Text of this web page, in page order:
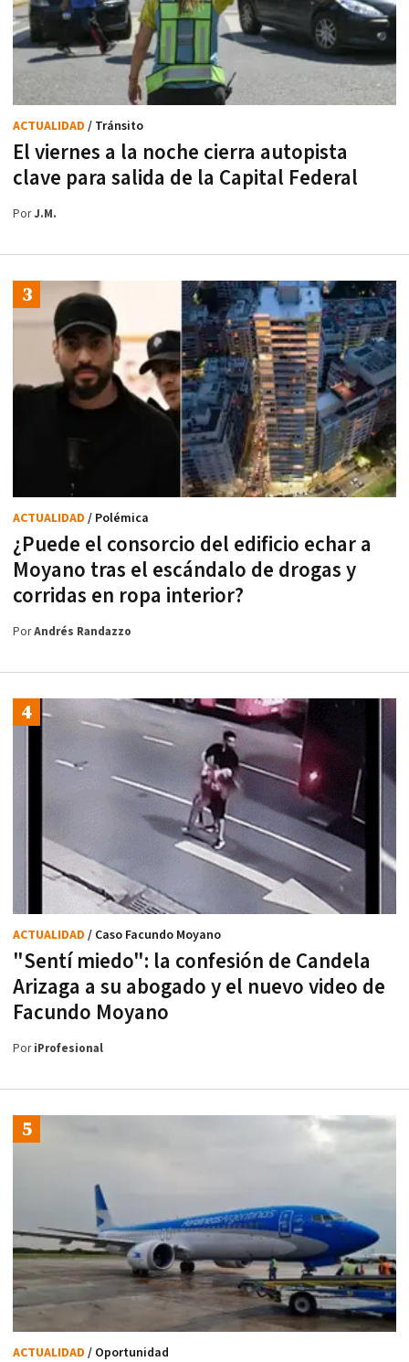
El viernes a la noche cierra autopista
clave para salida de la Capital Federal
ACTUALIDAD / Tránsito
PorJ.M.
¿Puede el consorcio del edificio echar a
Moyano tras el escándalo de drogas y
corridas en ropa interior?
ACTUALIDAD / Polémica
PorAndrés Randazzo
"Sentí miedo": la confesión de Candela
Arizaga a su abogado y el nuevo video de
Facundo Moyano
ACTUALIDAD / Caso Facundo Moyano
PoriProfesional
ACTUALIDAD / Oportunidad